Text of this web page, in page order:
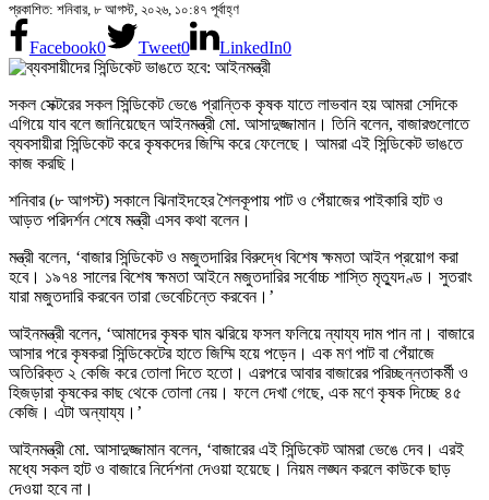
প্রকাশিত: শনিবার, ৮ আগস্ট, ২০২৬, ১০:৪৭ পূর্বাহ্ণ
Facebook0 Tweet0 LinkedIn0
সকল সেক্টরের সকল সিন্ডিকেট ভেঙে প্রান্তিক কৃষক যাতে লাভবান হয় আমরা সেদিকে
এগিয়ে যাব বলে জানিয়েছেন আইনমন্ত্রী মো. আসাদুজ্জামান। তিনি বলেন, বাজারগুলোতে
ব্যবসায়ীরা সিন্ডিকেট করে কৃষকদের জিম্মি করে ফেলেছে। আমরা এই সিন্ডিকেট ভাঙতে
কাজ করছি।
শনিবার (৮ আগস্ট) সকালে ঝিনাইদহের শৈলকূপায় পাট ও পেঁয়াজের পাইকারি হাট ও
আড়ত পরিদর্শন শেষে মন্ত্রী এসব কথা বলেন।
মন্ত্রী বলেন, ‘বাজার সিন্ডিকেট ও মজুতদারির বিরুদ্ধে বিশেষ ক্ষমতা আইন প্রয়োগ করা
হবে। ১৯৭৪ সালের বিশেষ ক্ষমতা আইনে মজুতদারির সর্বোচ্চ শাস্তি মৃত্যুদণ্ড। সুতরাং
যারা মজুতদারি করবেন তারা ভেবেচিন্তে করবেন।’
আইনমন্ত্রী বলেন, ‘আমাদের কৃষক ঘাম ঝরিয়ে ফসল ফলিয়ে ন্যায্য দাম পান না। বাজারে
আসার পরে কৃষকরা সিন্ডিকেটের হাতে জিম্মি হয়ে পড়েন। এক মণ পাট বা পেঁয়াজে
অতিরিক্ত ২ কেজি করে তোলা দিতে হতো। এরপরে আবার বাজারের পরিচ্ছন্নতাকর্মী ও
হিজড়ারা কৃষকের কাছ থেকে তোলা নেয়। ফলে দেখা গেছে, এক মণে কৃষক দিচ্ছে ৪৫
কেজি। এটা অন্যায্য।’
আইনমন্ত্রী মো. আসাদুজ্জামান বলেন, ‘বাজারের এই সিন্ডিকেট আমরা ভেঙে দেব। এরই
মধ্যে সকল হাট ও বাজারে নির্দেশনা দেওয়া হয়েছে। নিয়ম লঙ্ঘন করলে কাউকে ছাড়
দেওয়া হবে না।